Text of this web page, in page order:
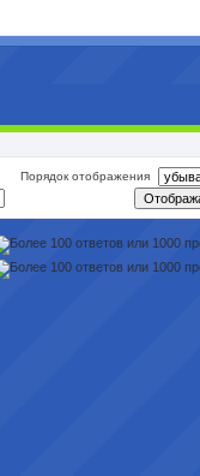
Порядок отображения